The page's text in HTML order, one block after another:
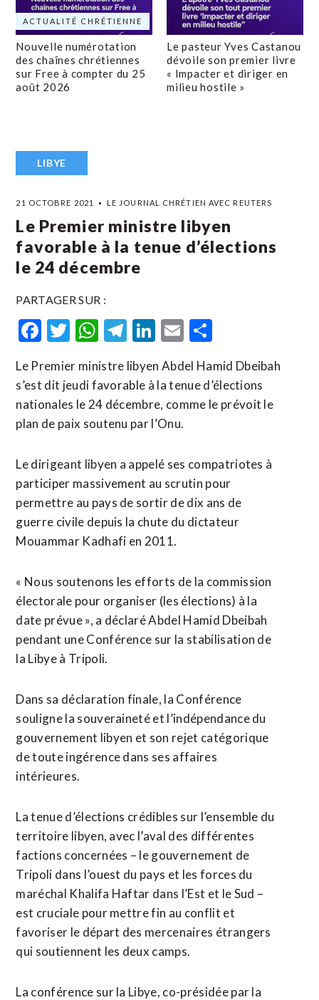
ACTUALITÉ CHRÉTIENNE
Nouvelle numérotation
des chaînes chrétiennes
sur Free à compter du 25
août 2026
Le pasteur Yves Castanou
dévoile son premier livre
« Impacter et diriger en
milieu hostile »
LIBYE
21 OCTOBRE 2021 LE JOURNAL CHRÉTIEN AVEC REUTERS
Le Premier ministre libyen
favorable à la tenue d’élections
le 24 décembre
PARTAGER SUR :
Facebook
Twitter
WhatsApp
Telegram
LinkedIn
Email
Le Premier ministre libyen Abdel Hamid Dbeibah
s’est dit jeudi favorable à la tenue d’élections
nationales le 24 décembre, comme le prévoit le
plan de paix soutenu par l’Onu.
Le dirigeant libyen a appelé ses compatriotes à
participer massivement au scrutin pour
permettre au pays de sortir de dix ans de
guerre civile depuis la chute du dictateur
Mouammar Kadhafi en 2011.
« Nous soutenons les efforts de la commission
électorale pour organiser (les élections) à la
date prévue », a déclaré Abdel Hamid Dbeibah
pendant une Conférence sur la stabilisation de
la Libye à Tripoli.
Dans sa déclaration finale, la Conférence
souligne la souveraineté et l’indépendance du
gouvernement libyen et son rejet catégorique
de toute ingérence dans ses affaires
intérieures.
La tenue d’élections crédibles sur l’ensemble du
territoire libyen, avec l’aval des différentes
factions concernées – le gouvernement de
Tripoli dans l’ouest du pays et les forces du
maréchal Khalifa Haftar dans l’Est et le Sud –
est cruciale pour mettre fin au conflit et
favoriser le départ des mercenaires étrangers
qui soutiennent les deux camps.
La conférence sur la Libye, co-présidée par la